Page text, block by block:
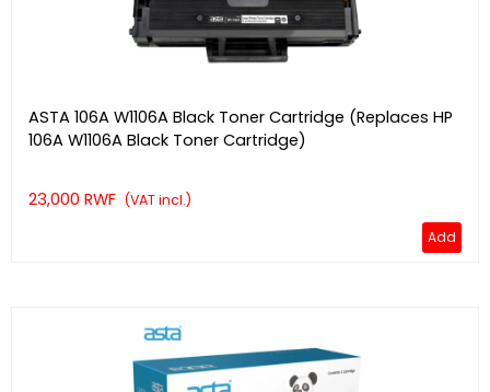
ASTA 106A W1106A Black Toner Cartridge (Replaces HP
106A W1106A Black Toner Cartridge)
23,000 RWF (VAT incl.)
Add